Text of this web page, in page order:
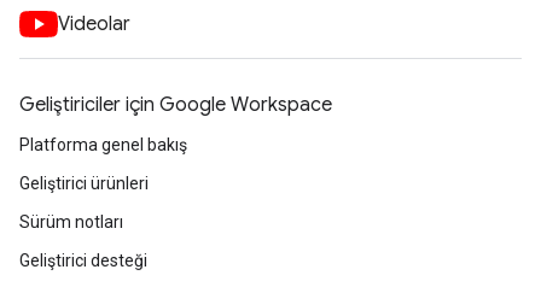
Videolar
Geliştiriciler için Google Workspace
Platforma genel bakış
Geliştirici ürünleri
Sürüm notları
Geliştirici desteği